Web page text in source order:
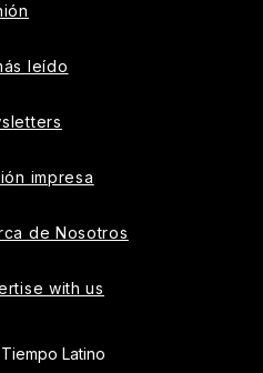
leído
impresa
de Nosotros
with us
Latino